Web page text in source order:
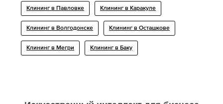
Клининг в Павловке Клининг в Каракуле
Клининг в Волгодонске Клининг в Осташкове
Клининг в Мегри Клининг в Баку